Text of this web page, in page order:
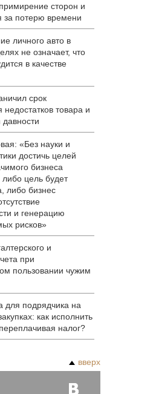
сторон и
за потерю времени
личного авто в
не означает, что
в качестве
срок
товара и
давности
«Без науки и
достичь целей
бизнеса
цель будет
либо бизнес
и генерацию
рисков»
и
при
пользовании чужим
для подрядчика на
как исполнить
налог?
вверх